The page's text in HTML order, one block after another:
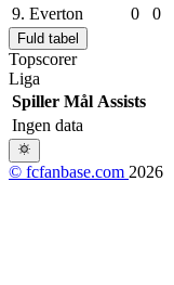
9. Everton 0 0
Fuld tabel
Topscorer
Liga
Spiller Mål Assists
Ingen data
© fcfanbase.com 2026